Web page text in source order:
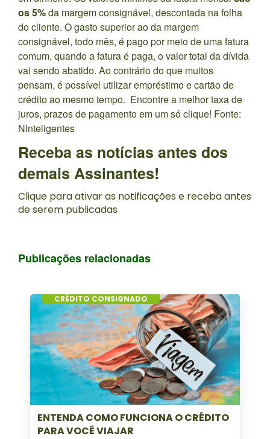
os 5%da margem consignável, descontada na folha
do cliente. O gasto superior ao da margem
consignável, todo mês, é pago por meio de uma fatura
comum, quando a fatura é paga, o valor total da dívida
vai sendo abatido. Ao contrário do que muitos
pensam, é possível utilizarempréstimoe cartão de
crédito ao mesmo tempo. Encontre a melhor taxa de
juros, prazos de pagamento em um só clique! Fonte:
NInteligentes
Receba as notícias antes dos
demais Assinantes!
Clique para ativar as notificações e receba antes
de serem publicadas
Publicações relacionadas
CRÉDITO CONSIGNADO
ENTENDA COMO FUNCIONA O CRÉDITO
PARA VOCÊ VIAJAR